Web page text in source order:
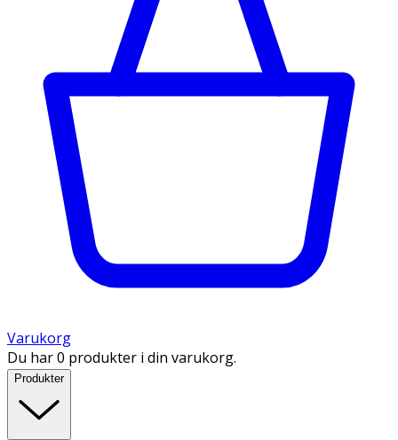
Varukorg
Du har 0 produkter i din varukorg.
Produkter